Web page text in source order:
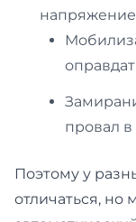
провал
Поэтому у
отличаться, но